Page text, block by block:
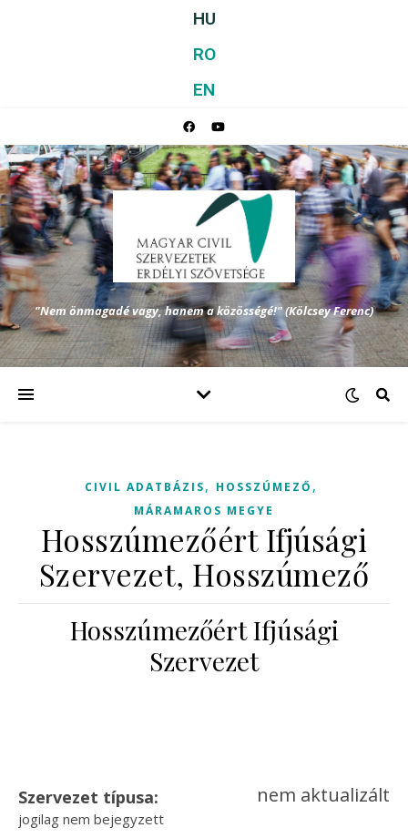
HU
RO
EN
"Nem önmagadé vagy, hanem a közösségé!" (Kölcsey Ferenc)
CIVIL ADATBÁZIS, HOSSZÚMEZŐ ,
MÁRAMAROS MEGYE
Hosszúmezőért Ifjúsági
Szervezet, Hosszúmező
Hosszúmezőért Ifjúsági
Szervezet
Szervezet típusa:
jogilag nem bejegyzett
nem aktualizált